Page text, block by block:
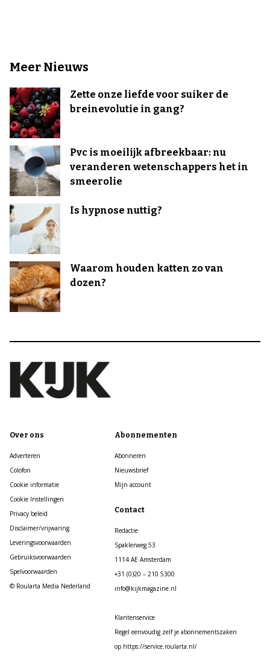
Meer Nieuws
Zette onze liefde voor suiker de
breinevolutie in gang?
Pvc is moeilijk afbreekbaar: nu
veranderen wetenschappers het in
smeerolie
Is hypnose nuttig?
Waarom houden katten zo van
dozen?
Over ons
Adverteren
Colofon
Cookie informatie
Cookie Instellingen
Privacy beleid
Disclaimer/vrijwaring
Leveringsvoorwaarden
Gebruiksvoorwaarden
Spelvoorwaarden
© Roularta Media Nederland
Abonnementen
Abonneren
Nieuwsbrief
Mijn account
Contact
Redactie
Spaklerweg 53
1114 AE Amsterdam
+31 (0)20 – 210 5300
info@kijkmagazine.nl
Klantenservice
Regel eenvoudig zelf je abonnementszaken
op https://service.roularta.nl/